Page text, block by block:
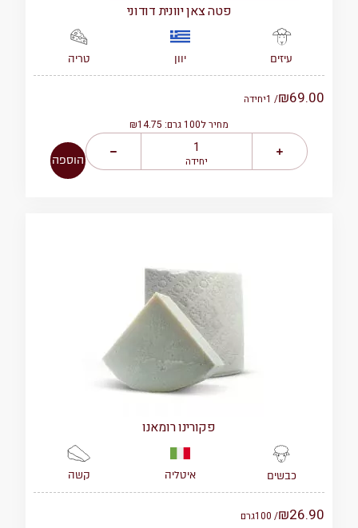
פטה צאן יוונית דודוני
עיזים יוון טריה
מחיר ל100 גרם: ₪14.75
₪69.00
/ 1 יחידה
יחידה הוספה
פקורינו רומאנו
כבשים איטליה קשה
₪26.90
/ 100 גרם